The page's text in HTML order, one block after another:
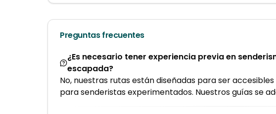
Preguntas frecuentes
¿Es necesario tener experiencia previa en
escapada?
No, nuestras rutas están diseñadas para ser
para senderistas experimentados. Nuestros guías se